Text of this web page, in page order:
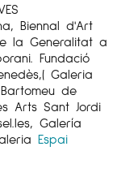
Biennal d'Art
la Generalitat a
Fundació
Galeria
de
Arts Sant Jordi
Galería
Espai